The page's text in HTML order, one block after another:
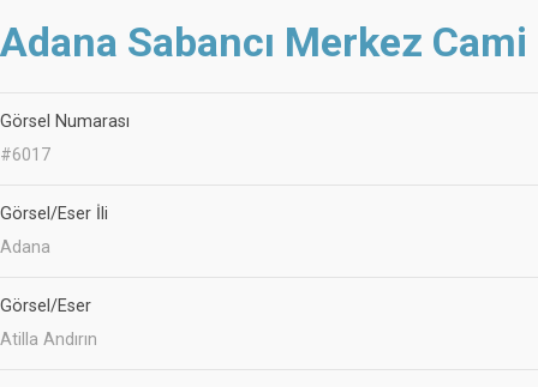
Adana Sabancı Merkez Cami
Görsel Numarası
#6017
Görsel/Eser İli
Adana
Görsel/Eser
Atilla Andırın